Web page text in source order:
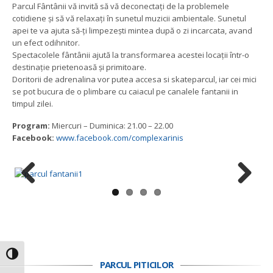
Toggle High Contrast
Parcul Fântânii vă invită să vă deconectați de la problemele
cotidiene și să vă relaxați în sunetul muzicii ambientale. Sunetul
apei te va ajuta să-ți limpezești mintea după o zi incarcata, avand
un efect odihnitor.
Spectacolele fântânii ajută la transformarea acestei locații într-o
destinație prietenoasă și primitoare.
Doritorii de adrenalina vor putea accesa si skateparcul, iar cei mici
se pot bucura de o plimbare cu caiacul pe canalele fantanii in
timpul zilei.
Program: Miercuri – Duminica: 21.00 – 22.00
Facebook: www.facebook.com/complexarinis
PARCUL PITICILOR